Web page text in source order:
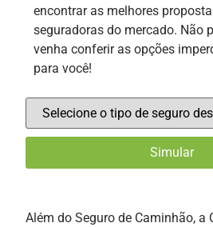
encontrar as melhores
seguradoras do mercado. Não
venha conferir as opções
para você!
Além do Seguro de Caminhão, a